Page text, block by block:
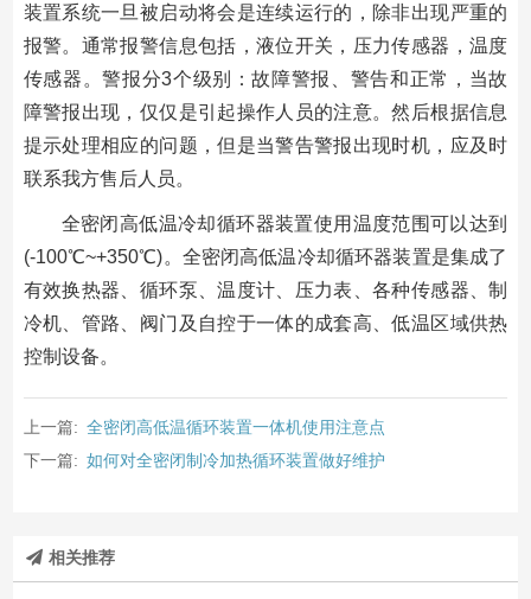
装置系统一旦被启动将会是连续运行的，除非出现严重的
报警。通常报警信息包括，液位开关，压力传感器，温度
传感器。警报分3个级别：故障警报、警告和正常，当故
障警报出现，仅仅是引起操作人员的注意。然后根据信息
提示处理相应的问题，但是当警告警报出现时机，应及时
联系我方售后人员。
全密闭高低温冷却循环器装置使用温度范围可以达到
(-100℃~+350℃)。全密闭高低温冷却循环器装置是集成了
有效换热器、循环泵、温度计、压力表、各种传感器、制
冷机、管路、阀门及自控于一体的成套高、低温区域供热
控制设备。
上一篇: 全密闭高低温循环装置一体机使用注意点
下一篇: 如何对全密闭制冷加热循环装置做好维护
相关推荐